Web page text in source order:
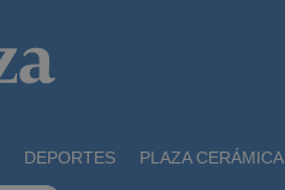
DEPORTES PLAZA CERÁMICA